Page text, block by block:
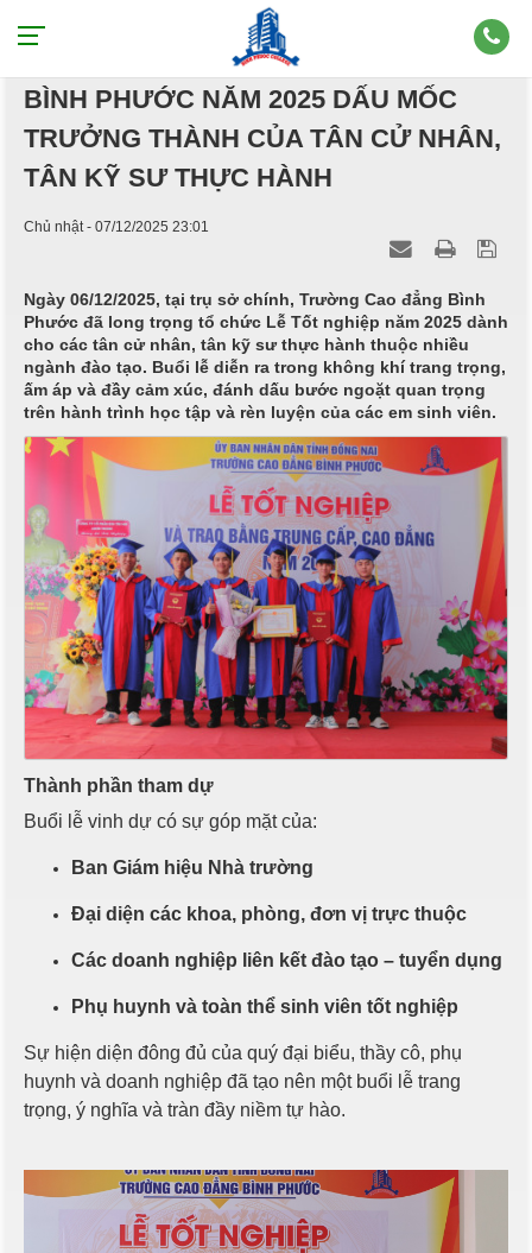
LỄ TỐT NGHIỆP TRƯỜNG CAO ĐẲNG
BÌNH PHƯỚC NĂM 2025 DẤU MỐC
TRƯỞNG THÀNH CỦA TÂN CỬ NHÂN,
TÂN KỸ SƯ THỰC HÀNH
Chủ nhật - 07/12/2025 23:01
Ngày 06/12/2025, tại trụ sở chính, Trường Cao đẳng Bình
Phước đã long trọng tổ chức Lễ Tốt nghiệp năm 2025 dành
cho các tân cử nhân, tân kỹ sư thực hành thuộc nhiều
ngành đào tạo. Buổi lễ diễn ra trong không khí trang trọng,
ấm áp và đầy cảm xúc, đánh dấu bước ngoặt quan trọng
trên hành trình học tập và rèn luyện của các em sinh viên.
Thành phần tham dự
Buổi lễ vinh dự có sự góp mặt của:
Ban Giám hiệu Nhà trường
Đại diện các khoa, phòng, đơn vị trực thuộc
Các doanh nghiệp liên kết đào tạo – tuyển dụng
Phụ huynh và toàn thể sinh viên tốt nghiệp
Sự hiện diện đông đủ của quý đại biểu, thầy cô, phụ
huynh và doanh nghiệp đã tạo nên một buổi lễ trang
trọng, ý nghĩa và tràn đầy niềm tự hào.